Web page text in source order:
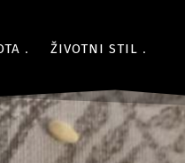
ŽIVOTNI STIL